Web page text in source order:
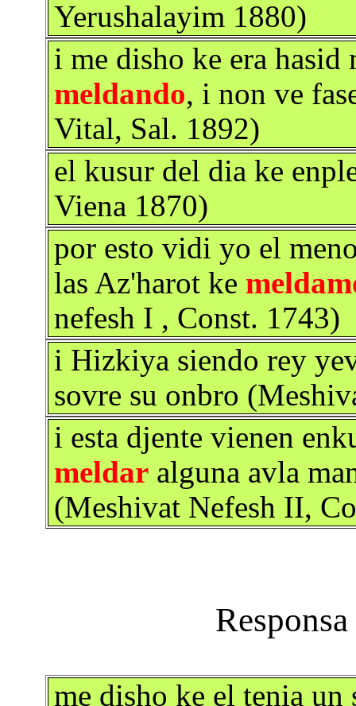
Yerushalayim 1880)
i me disho ke era hasid
meldando, i non ve
Vital, Sal. 1892)
el kusur del dia ke
Viena 1870)
por esto vidi yo el
las Az'harot ke
nefesh I , Const. 1743)
i Hizkiya siendo rey
sovre su onbro
i esta djente vienen
meldar alguna avla
(Meshivat Nefesh II,
me disho ke el tenia un